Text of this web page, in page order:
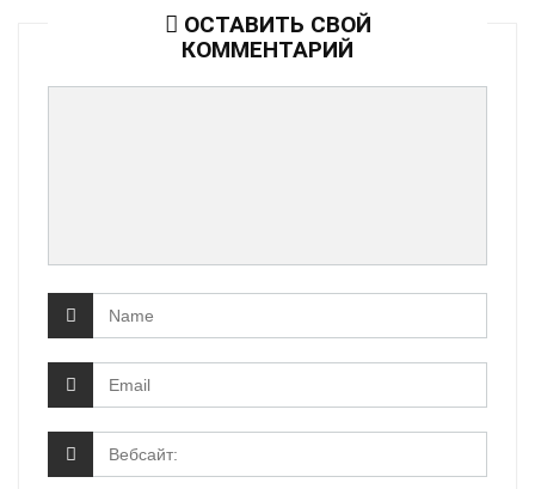
ОСТАВИТЬ СВОЙ
КОММЕНТАРИЙ